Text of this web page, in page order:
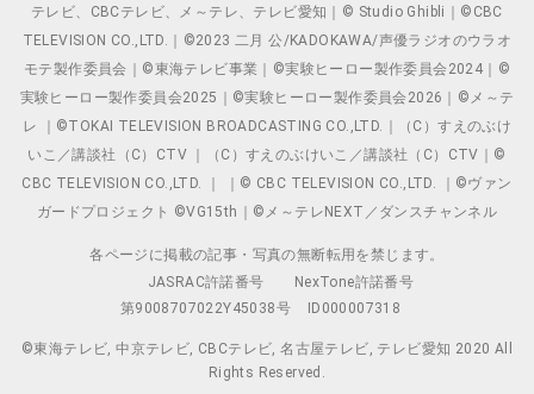
テレビ、CBCテレビ、メ～テレ、テレビ愛知｜© Studio Ghibli｜©CBC
TELEVISION CO.,LTD.｜©2023 二月 公/KADOKAWA/声優ラジオのウラオ
モテ製作委員会｜©東海テレビ事業｜©実験ヒーロー製作委員会2024｜©
実験ヒーロー製作委員会2025｜©実験ヒーロー製作委員会2026｜©メ～テ
レ ｜©TOKAI TELEVISION BROADCASTING CO.,LTD.｜（C）すえのぶけ
いこ／講談社（C）CTV ｜（C）すえのぶけいこ／講談社（C）CTV｜©
CBC TELEVISION CO.,LTD. ｜ ｜© CBC TELEVISION CO.,LTD. ｜©ヴァン
ガードプロジェクト ©VG15th｜©メ～テレNEXT／ダンスチャンネル
各ページに掲載の記事・写真の無断転用を禁じます。
JASRAC許諾番号
NexTone許諾番号
第9008707022Y45038号
ID000007318
©東海テレビ, 中京テレビ, CBCテレビ, 名古屋テレビ, テレビ愛知 2020 All
Rights Reserved.